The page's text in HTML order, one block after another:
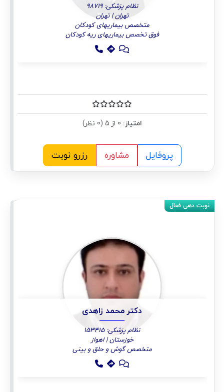
نظام پزشکی: 98719
تهران | تهران
متخصص بیماریهای کودکان
فوق تخصص بیماریهای ریه کودکان
امتیاز:
پروفایل مشاوره رزرو نوبت
دکتر محمد زاهدی
نظام پزشکی: 153415
خوزستان | اهواز
متخصص گوش و حلق و بینی